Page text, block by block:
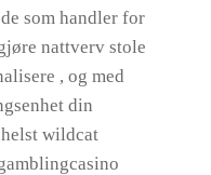
som handler for
nattverv stole
, og med
din
wildcat